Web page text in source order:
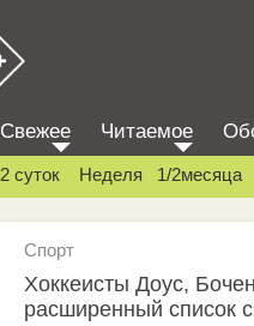
Свежее Читаемое
2 суток Неделя 1/2месяца
Спорт
Хоккеисты Доус,
расширенный список